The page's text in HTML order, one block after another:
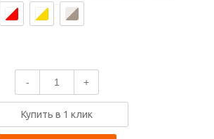
- +
Купить в 1 клик